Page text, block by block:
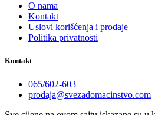
O nama
Kontakt
Uslovi korišćenja i prodaje
Politika privatnosti
Kontakt
065/602-603
prodaja@svezadomacinstvo.com